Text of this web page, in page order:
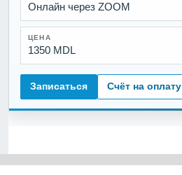
Онлайн через ZOOM
ЦЕНА
1350 MDL
Записаться Счёт на оплату